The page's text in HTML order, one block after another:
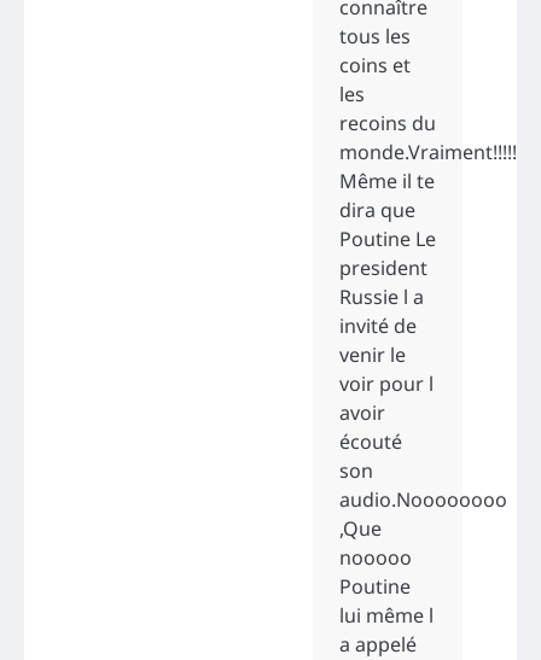
connaître
tous les
coins et
les
recoins du
monde.Vraiment!!!!!
Même il te
dira que
Poutine Le
president
Russie l a
invité de
venir le
voir pour l
avoir
écouté
son
audio.Noooooooo
,Que
nooooo
Poutine
lui même l
a appelé